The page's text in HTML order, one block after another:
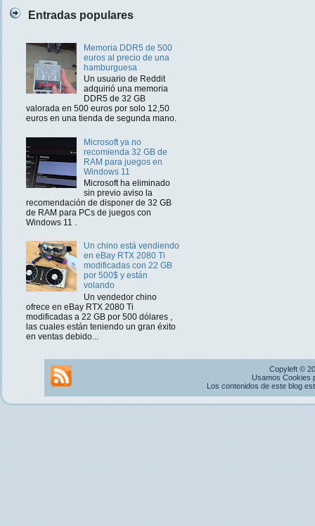
Entradas populares
Memoria DDR5 de 500
euros al precio de una
hamburguesa
Un usuario de Reddit
adquirió una memoria
DDR5 de 32 GB
valorada en 500 euros por solo 12,50
euros en una tienda de segunda mano.
Microsoft ya no
recomienda 32 GB de
RAM para juegos en
Windows 11
Microsoft ha eliminado
sin previo aviso la
recomendación de disponer de 32 GB
de RAM para PCs de juegos con
Windows 11 .
Un chino está vendiendo
en eBay RTX 2080 Ti
modificadas con 22 GB
por 500$ y están
volando
Un vendedor chino
ofrece en eBay RTX 2080 Ti
modificadas a 22 GB por 500 dólares ,
las cuales están teniendo un gran éxito
en ventas debido...
Copyleft ©
Usamos Cookies
Los contenidos de este blog